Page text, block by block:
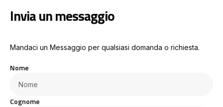
Invia un messaggio
Mandaci un Messaggio per qualsiasi domanda o richiesta.
Nome
Cognome